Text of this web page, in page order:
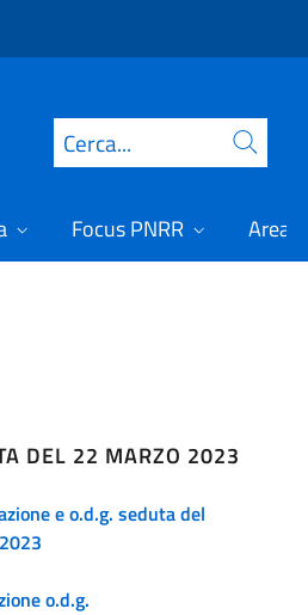
Cerca
Focus PNRR Area
DEL 22 MARZO 2023
e o.d.g. seduta del
o.d.g.